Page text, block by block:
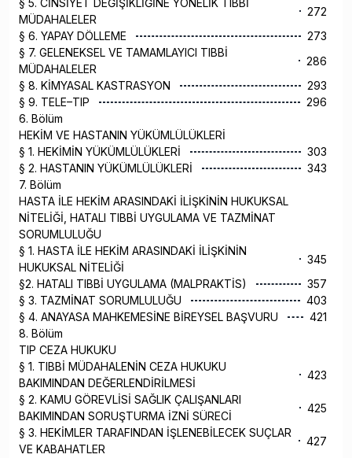
§ 5. CİNSİYET DEĞİŞİKLİĞİNE YÖNELİK TIBBİ
MÜDAHALELER
272
§ 6. YAPAY DÖLLEME
273
§ 7. GELENEKSEL VE TAMAMLAYICI TIBBİ
MÜDAHALELER
286
§ 8. KİMYASAL KASTRASYON
293
§ 9. TELE–TIP
296
6. Bölüm
HEKİM VE HASTANIN YÜKÜMLÜLÜKLERİ
§ 1. HEKİMİN YÜKÜMLÜLÜKLERİ
303
§ 2. HASTANIN YÜKÜMLÜLÜKLERİ
343
7. Bölüm
HASTA İLE HEKİM ARASINDAKİ İLİŞKİNİN HUKUKSAL
NİTELİĞİ, HATALI TIBBİ UYGULAMA VE TAZMİNAT
SORUMLULUĞU
§ 1. HASTA İLE HEKİM ARASINDAKİ İLİŞKİNİN
HUKUKSAL NİTELİĞİ
345
§2. HATALI TIBBİ UYGULAMA (MALPRAKTİS)
357
§ 3. TAZMİNAT SORUMLULUĞU
403
§ 4. ANAYASA MAHKEMESİNE BİREYSEL BAŞVURU
421
8. Bölüm
TIP CEZA HUKUKU
§ 1. TIBBİ MÜDAHALENİN CEZA HUKUKU
BAKIMINDAN DEĞERLENDİRİLMESİ
423
§ 2. KAMU GÖREVLİSİ SAĞLIK ÇALIŞANLARI
BAKIMINDAN SORUŞTURMA İZNİ SÜRECİ
425
§ 3. HEKİMLER TARAFINDAN İŞLENEBİLECEK SUÇLAR
VE KABAHATLER
427